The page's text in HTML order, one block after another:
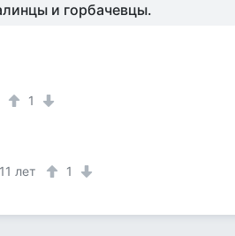
и горбачевцы.
1
11 лет 1